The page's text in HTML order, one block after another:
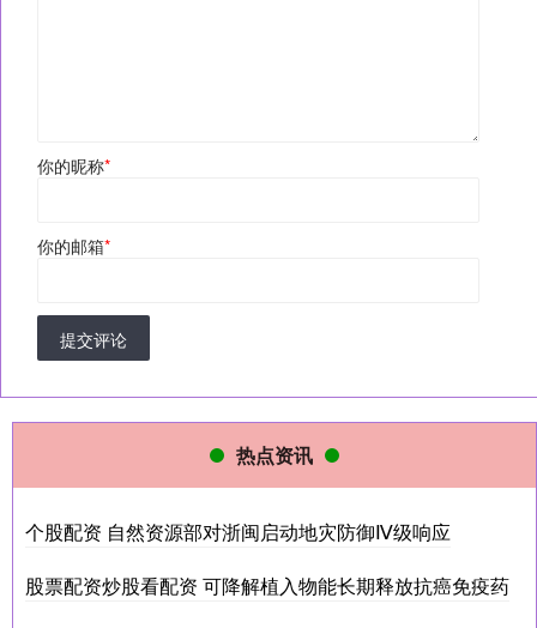
你的昵称*
你的邮箱*
提交评论
热点资讯
个股配资 自然资源部对浙闽启动地灾防御Ⅳ级响应
股票配资炒股看配资 可降解植入物能长期释放抗癌免疫药